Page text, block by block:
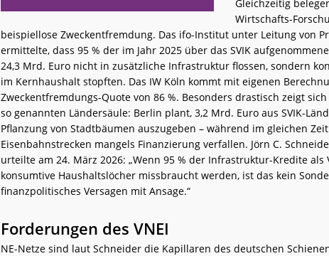
Gleichzeitig
Wirtschafts-
beispiellose Zweckentfremdung. Das ifo-Institut unter Leitung von
ermittelte, dass 95 % der im Jahr 2025 über das SVIK
24,3 Mrd. Euro nicht in zusätzliche Infrastruktur flossen, sondern
im Kernhaushalt stopften. Das IW Köln kommt mit eigenen
Zweckentfremdungs-Quote von 86 %. Besonders drastisch zeigt
so genannten Ländersäule: Berlin plant, 3,2 Mrd. Euro aus SVIK-
Pflanzung von Stadtbäumen auszugeben – während im gleichen
Eisenbahnstrecken mangels Finanzierung verfallen. Jörn C.
urteilte am 24. März 2026: „Wenn 95 % der Infrastruktur-Kredite
konsumtive Haushaltslöcher missbraucht werden, ist das kein
finanzpolitisches Versagen mit Ansage.“
Forderungen des VNEI
NE-Netze sind laut Schneider die Kapillaren des deutschen